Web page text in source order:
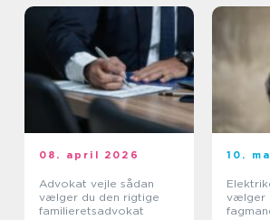
08. april 2026
Advokat vejle sådan
vælger du den rigtige
familieretsadvokat
10.
Elektriker
vælger